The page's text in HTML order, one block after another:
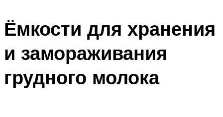
Ёмкости для хранения
и замораживания
грудного молока